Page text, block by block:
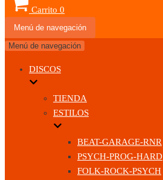
Carrito 0
Menú de navegación
Menú de navegación
DISCOS
TIENDA
ESTILOS
BEAT-GARAGE-RNR
PSYCH-PROG-HARD
FOLK-ROCK-PSYCH